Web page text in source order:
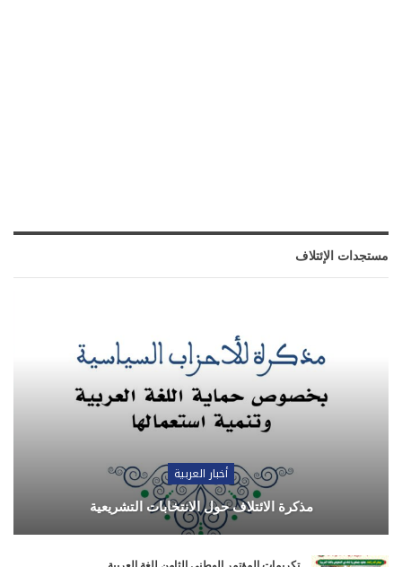
مستجدات الإئتلاف
أخبار العربية
مذكرة الائتلاف حول الانتخابات التشريعية